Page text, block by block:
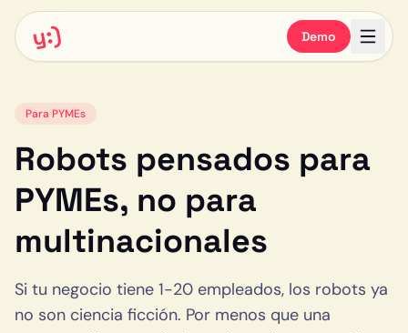
y:) Demo
Para PYMEs
Robots pensados para
PYMEs, no para
multinacionales
Si tu negocio tiene 1-20 empleados, los robots ya
no son ciencia ficción. Por menos que una